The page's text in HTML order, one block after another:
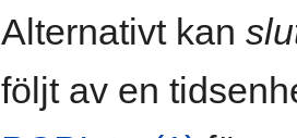
Alternativt kan
följt av en